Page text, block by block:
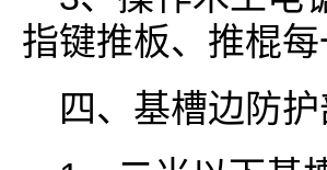
指键推板、推棍
四、基槽边防护